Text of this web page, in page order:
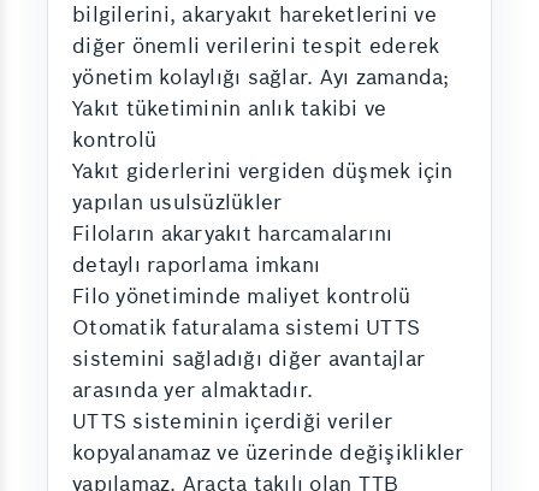
bilgilerini, akaryakıt hareketlerini ve
diğer önemli verilerini tespit ederek
yönetim kolaylığı sağlar. Ayı zamanda;
Yakıt tüketiminin anlık takibi ve
kontrolü
Yakıt giderlerini vergiden düşmek için
yapılan usulsüzlükler
Filoların akaryakıt harcamalarını
detaylı raporlama imkanı
Filo yönetiminde maliyet kontrolü
Otomatik faturalama sistemi UTTS
sistemini sağladığı diğer avantajlar
arasında yer almaktadır.
UTTS sisteminin içerdiği veriler
kopyalanamaz ve üzerinde değişiklikler
yapılamaz. Araçta takılı olan TTB